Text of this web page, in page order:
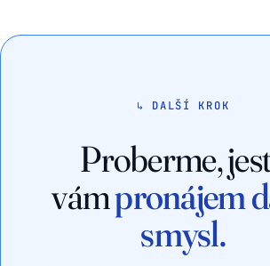
↳ DALŠÍ KROK
Proberme,
vámpronájem
smysl.